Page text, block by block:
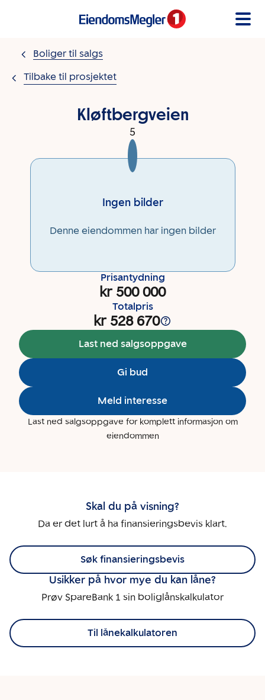
Boliger til salgs
Tilbake til prosjektet
Kløftbergveien
5
Ingen bilder
Denne eiendommen har ingen bilder
Prisantydning
kr 500 000
Totalpris
kr 528 670
Last ned salgsoppgave
Gi bud
Meld interesse
Last ned salgsoppgave for komplett informasjon om
eiendommen
Skal du på visning?
Da er det lurt å ha finansieringsbevis klart.
Søk finansieringsbevis
Usikker på hvor mye du kan låne?
Prøv SpareBank 1 sin boliglånskalkulator
Til lånekalkulatoren